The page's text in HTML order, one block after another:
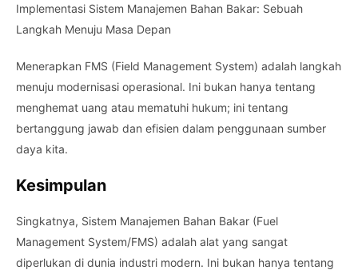
Implementasi Sistem Manajemen Bahan Bakar: Sebuah
Langkah Menuju Masa Depan
Menerapkan FMS (Field Management System) adalah langkah
menuju modernisasi operasional. Ini bukan hanya tentang
menghemat uang atau mematuhi hukum; ini tentang
bertanggung jawab dan efisien dalam penggunaan sumber
daya kita.
Kesimpulan
Singkatnya, Sistem Manajemen Bahan Bakar (Fuel
Management System/FMS) adalah alat yang sangat
diperlukan di dunia industri modern. Ini bukan hanya tentang